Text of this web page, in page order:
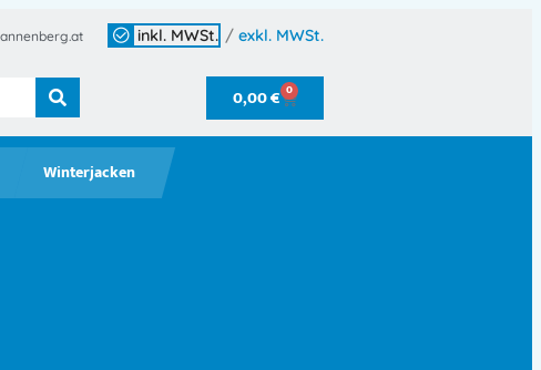
inkl. MWSt. / exkl. MWSt.
0,00€ 0
Winterjacken